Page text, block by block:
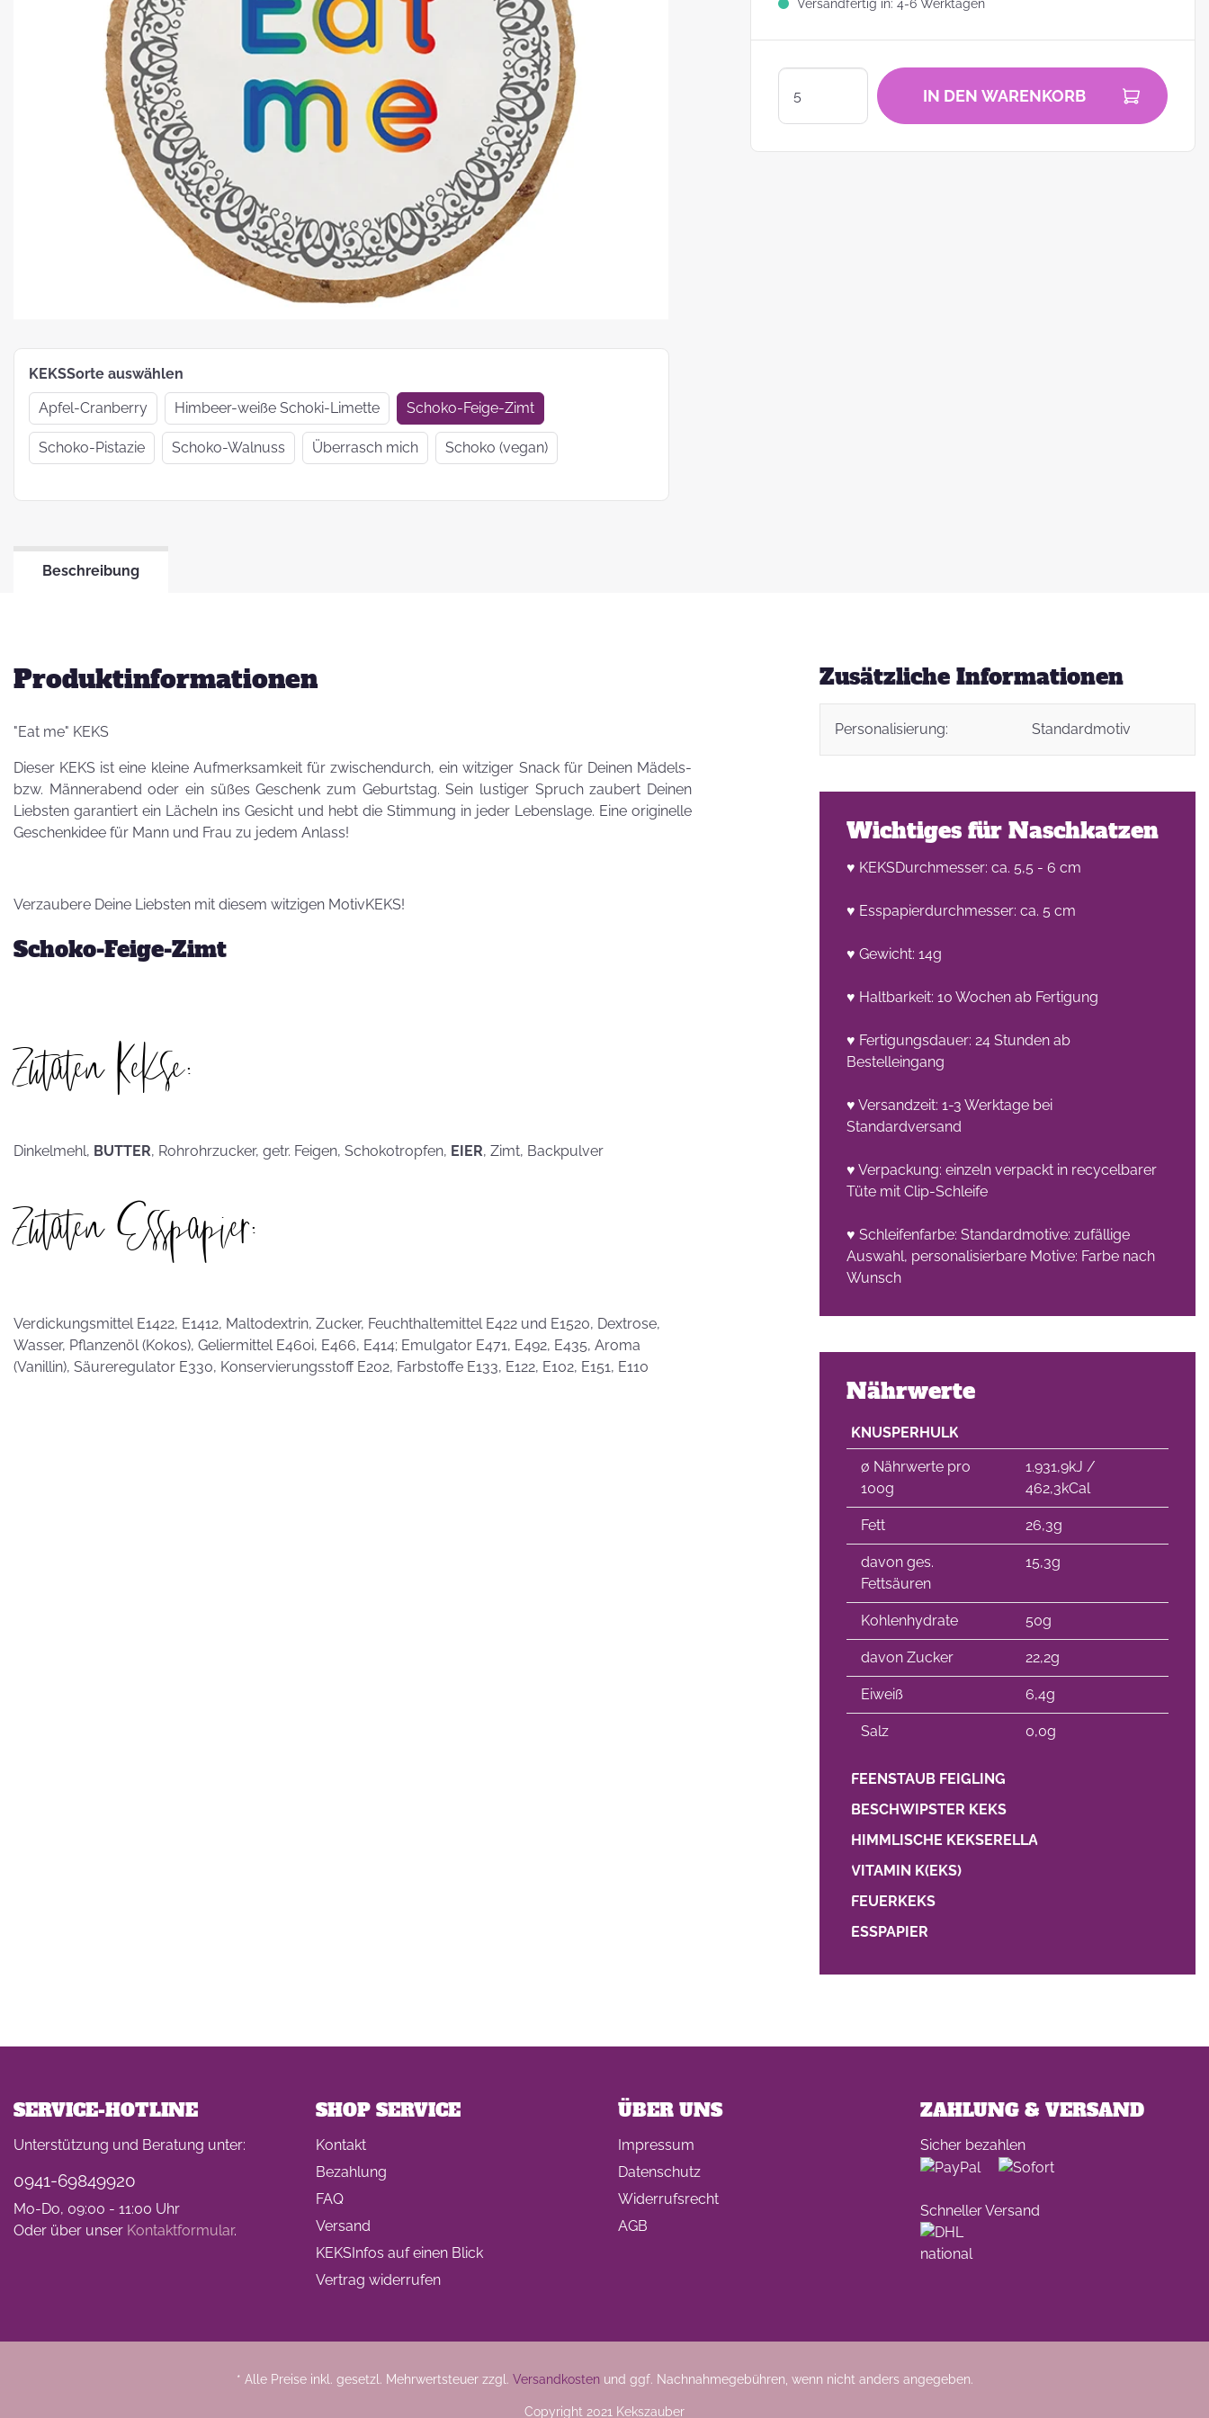
Platz für Plätzchen: 5 Fakten zu
Weihnachtsgebäck
Sind Plätzchen
KEKSE?
Kunterbunte LogoKEKSE:
How To:
MotivKEKS-
Designer
The struggle is real: Unsere
Verpackungsoptionen
Wir haben uns
verkrümelt...
Geschenkideen
zur Einschulung
2021
Besuch von
Petra Homeier
Zauberhafte
Vatertag,
Manchmal
KEKSE als
Postkarten?
Versandfertig in: 4-6 Werktagen
IN DEN WARENKORB
KEKSSorte auswählen
Apfel-Cranberry
Himbeer-weiße Schoki-Limette Schoko-Feige-Zimt
Schoko-Pistazie Schoko-Walnuss Überrasch mich Schoko (vegan)
Beschreibung
Produktinformationen
"Eat me" KEKS
Dieser KEKS ist eine kleine Aufmerksamkeit für zwischendurch, ein witziger Snack für Deinen Mädels-
bzw. Männerabend oder ein süßes Geschenk zum Geburtstag. Sein lustiger Spruch zaubert Deinen
Liebsten garantiert ein Lächeln ins Gesicht und hebt die Stimmung in jeder Lebenslage. Eine originelle
Geschenkidee für Mann und Frau zu jedem Anlass!
Verzaubere Deine Liebsten mit diesem witzigen MotivKEKS!
Schoko-Feige-Zimt
Zutaten Kekse:
Dinkelmehl, BUTTER, Rohrohrzucker, getr. Feigen, Schokotropfen, EIER, Zimt, Backpulver
Zutaten Esspapier:
Verdickungsmittel E1422, E1412, Maltodextrin, Zucker, Feuchthaltemittel E422 und E1520, Dextrose,
Wasser, Pflanzenöl (Kokos), Geliermittel E460i, E466, E414; Emulgator E471, E492, E435, Aroma
(Vanillin), Säureregulator E330, Konservierungsstoff E202, Farbstoffe E133, E122, E102, E151, E110
Zusätzliche Informationen
Personalisierung: Standardmotiv
Wichtiges für Naschkatzen
♥ KEKSDurchmesser: ca. 5,5 - 6 cm
♥ Esspapierdurchmesser: ca. 5 cm
♥ Gewicht: 14g
♥ Haltbarkeit: 10 Wochen ab Fertigung
♥ Fertigungsdauer: 24 Stunden ab
Bestelleingang
♥ Versandzeit: 1-3 Werktage bei
Standardversand
♥ Verpackung: einzeln verpackt in recycelbarer
Tüte mit Clip-Schleife
♥ Schleifenfarbe: Standardmotive: zufällige
Auswahl, personalisierbare Motive: Farbe nach
Wunsch
Nährwerte
KNUSPERHULK
∅ Nährwerte pro
100g
1.931,9kJ /
462,3kCal
Fett 26,3g
davon ges.
Fettsäuren
15,3g
Kohlenhydrate 50g
davon Zucker 22,2g
Eiweiß 6,4g
Salz 0,0g
FEENSTAUB FEIGLING
BESCHWIPSTER KEKS
HIMMLISCHE KEKSERELLA
VITAMIN K(EKS)
FEUERKEKS
ESSPAPIER
SERVICE-HOTLINE
Unterstützung und Beratung unter:
0941-69849920
Mo-Do, 09:00 - 11:00 Uhr
Oder über unser Kontaktformular.
SHOP SERVICE
Kontakt
Bezahlung
FAQ
Versand
KEKSInfos auf einen Blick
Vertrag widerrufen
ÜBER UNS
Impressum
Datenschutz
Widerrufsrecht
AGB
ZAHLUNG & VERSAND
Sicher bezahlen
Schneller Versand
* Alle Preise inkl. gesetzl. Mehrwertsteuer zzgl. Versandkosten und ggf. Nachnahmegebühren, wenn nicht anders angegeben.
Copyright 2021 Kekszauber